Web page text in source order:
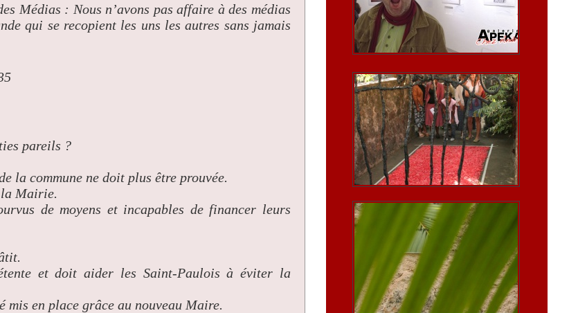
Médias : Nous n’avons pas affaire à des médias
qui se recopient les uns les autres sans jamais
pareils ?
la commune ne doit plus être prouvée.
la Mairie.
de moyens et incapables de financer leurs
et doit aider les Saint-Paulois à éviter la
mis en place grâce au nouveau Maire.